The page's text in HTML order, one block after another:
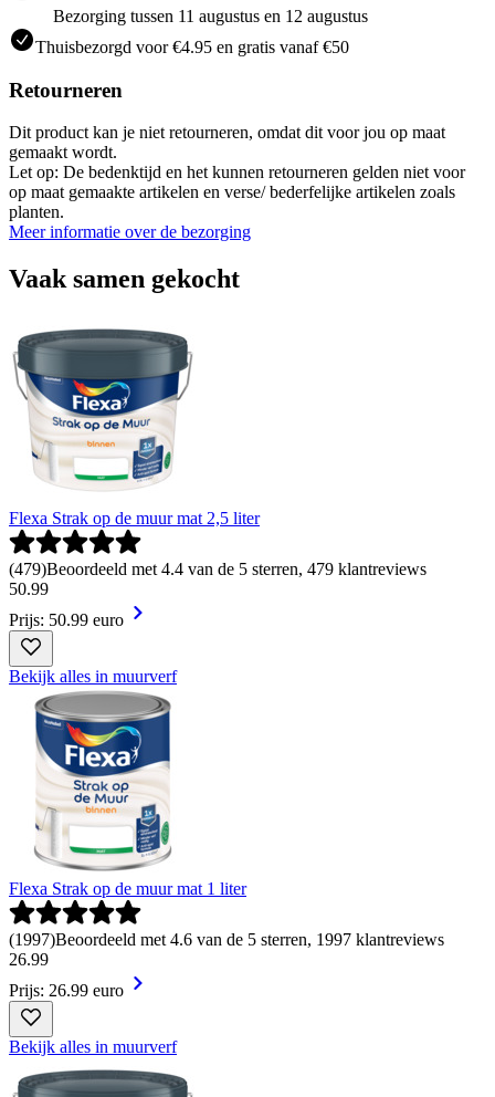
Bezorging tussen 11 augustus en 12 augustus
Thuisbezorgd voor €4.95 en gratis vanaf €50
Retourneren
Dit product kan je niet retourneren, omdat dit voor jou op maat
gemaakt wordt.
Let op: De bedenktijd en het kunnen retourneren gelden niet voor
op maat gemaakte artikelen en verse/ bederfelijke artikelen zoals
planten.
Meer informatie over de bezorging
Vaak samen gekocht
Flexa Strak op de muur mat 2,5 liter
(479)Beoordeeld met 4.4 van de 5 sterren, 479 klantreviews
50.99
Prijs: 50.99 euro
Bekijk alles in muurverf
Flexa Strak op de muur mat 1 liter
(1997)Beoordeeld met 4.6 van de 5 sterren, 1997 klantreviews
26.99
Prijs: 26.99 euro
Bekijk alles in muurverf